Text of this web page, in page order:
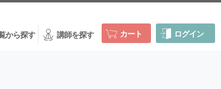
から探す 講師を探す カート ログイン